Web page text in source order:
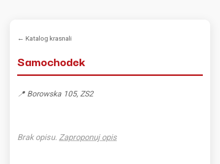
← Katalog krasnali
Samochodek
📍 Borowska 105, ZS2
Brak opisu. Zaproponuj opis